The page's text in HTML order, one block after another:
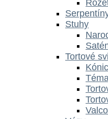
Stuhy
Tortové